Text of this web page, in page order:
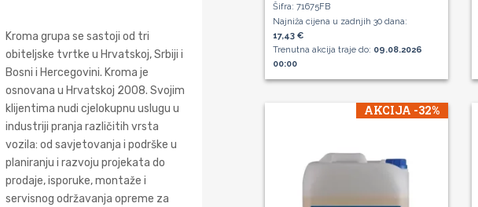
Šifra: 71675FB
Najniža cijena u zadnjih 30 dana:
17,43 €
Trenutna akcija traje do: 09.08.2026
00:00
AKCIJA -32%
Kroma grupa se sastoji od tri
obiteljske tvrtke u Hrvatskoj, Srbiji i
Bosni i Hercegovini. Kroma je
osnovana u Hrvatskoj 2008. Svojim
klijentima nudi cjelokupnu uslugu u
industriji pranja različitih vrsta
vozila: od savjetovanja i podrške u
planiranju i razvoju projekata do
prodaje, isporuke, montaže i
servisnog održavanja opreme za